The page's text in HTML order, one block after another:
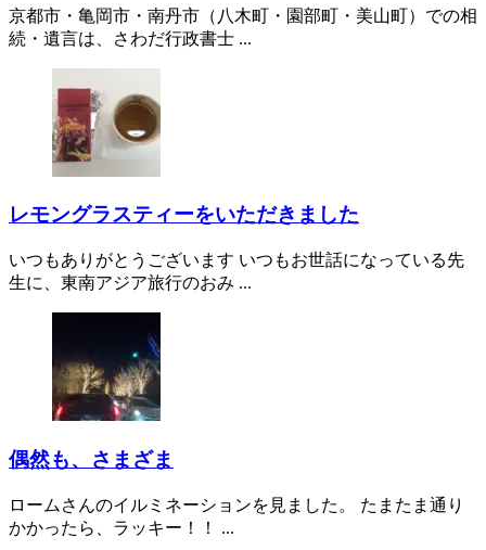
京都市・亀岡市・南丹市（八木町・園部町・美山町）での相
続・遺言は、さわだ行政書士 ...
レモングラスティーをいただきました
いつもありがとうございます いつもお世話になっている先
生に、東南アジア旅行のおみ ...
偶然も、さまざま
ロームさんのイルミネーションを見ました。 たまたま通り
かかったら、ラッキー！！ ...